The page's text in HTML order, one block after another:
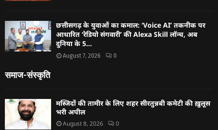
छत्तीसगढ़ के युवाओं का कमाल: ‘Voice AI’ तकनीक पर
आधारित ‘रेडियो संगवारी’ की Alexa Skill लॉन्च, अब
दुनिया के 5...
August 7, 2026 0
समाज-संस्कृति
मस्जिदों की तामीर के लिए शहर सीरतुन्नबी कमेटी की ख़ुलूस
भरी अपील
August 8, 2026 0